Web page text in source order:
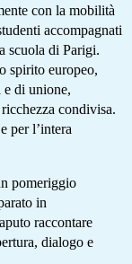
con la mobilità
accompagnati
scuola di Parigi.
spirito europeo,
e di unione,
condivisa.
per l’intera
pomeriggio
in
raccontare
dialogo e